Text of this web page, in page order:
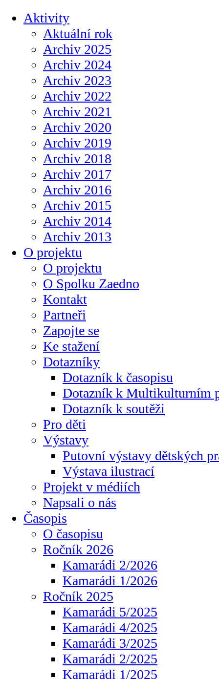
Aktivity
Aktuální rok
Archiv 2025
Archiv 2024
Archiv 2023
Archiv 2022
Archiv 2021
Archiv 2020
Archiv 2019
Archiv 2018
Archiv 2017
Archiv 2016
Archiv 2015
Archiv 2014
Archiv 2013
O projektu
O projektu
O Spolku Zaedno
Kontakt
Partneři
Zapojte se
Ke stažení
Dotazníky
Dotazník k časopisu
Dotazník k Multikulturním
Dotazník k soutěži
Pro děti
Výstavy
Putovní výstavy dětských
Výstava ilustrací
Projekt v médiích
Napsali o nás
Časopis
O časopisu
Ročník 2026
Kamarádi 2/2026
Kamarádi 1/2026
Ročník 2025
Kamarádi 5/2025
Kamarádi 4/2025
Kamarádi 3/2025
Kamarádi 2/2025
Kamarádi 1/2025